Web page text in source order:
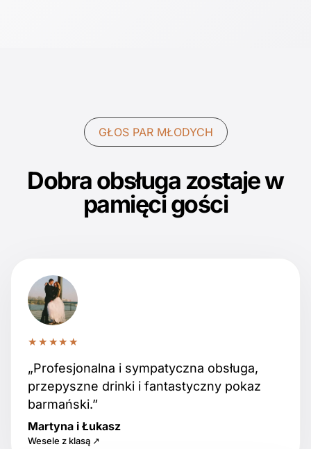
GŁOS PAR MŁODYCH
Dobra obsługa zostaje w
pamięci gości
★★★★★
„Profesjonalna i sympatyczna obsługa,
przepyszne drinki i fantastyczny pokaz
barmański.”
Martyna i Łukasz
Wesele z klasą ↗